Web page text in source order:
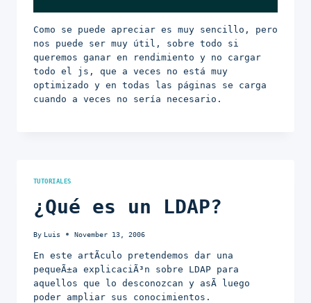
Como se puede apreciar es muy sencillo, pero
nos puede ser muy útil, sobre todo si
queremos ganar en rendimiento y no cargar
todo el js, que a veces no está muy
optimizado y en todas las páginas se carga
cuando a veces no sería necesario.
TUTORIALES
¿Qué es un LDAP?
By Luis November 13, 2006
En este artÃ­culo pretendemos dar una
pequeÃ±a explicaciÃ³n sobre LDAP para
aquellos que lo desconozcan y asÃ­ luego
poder ampliar sus conocimientos.